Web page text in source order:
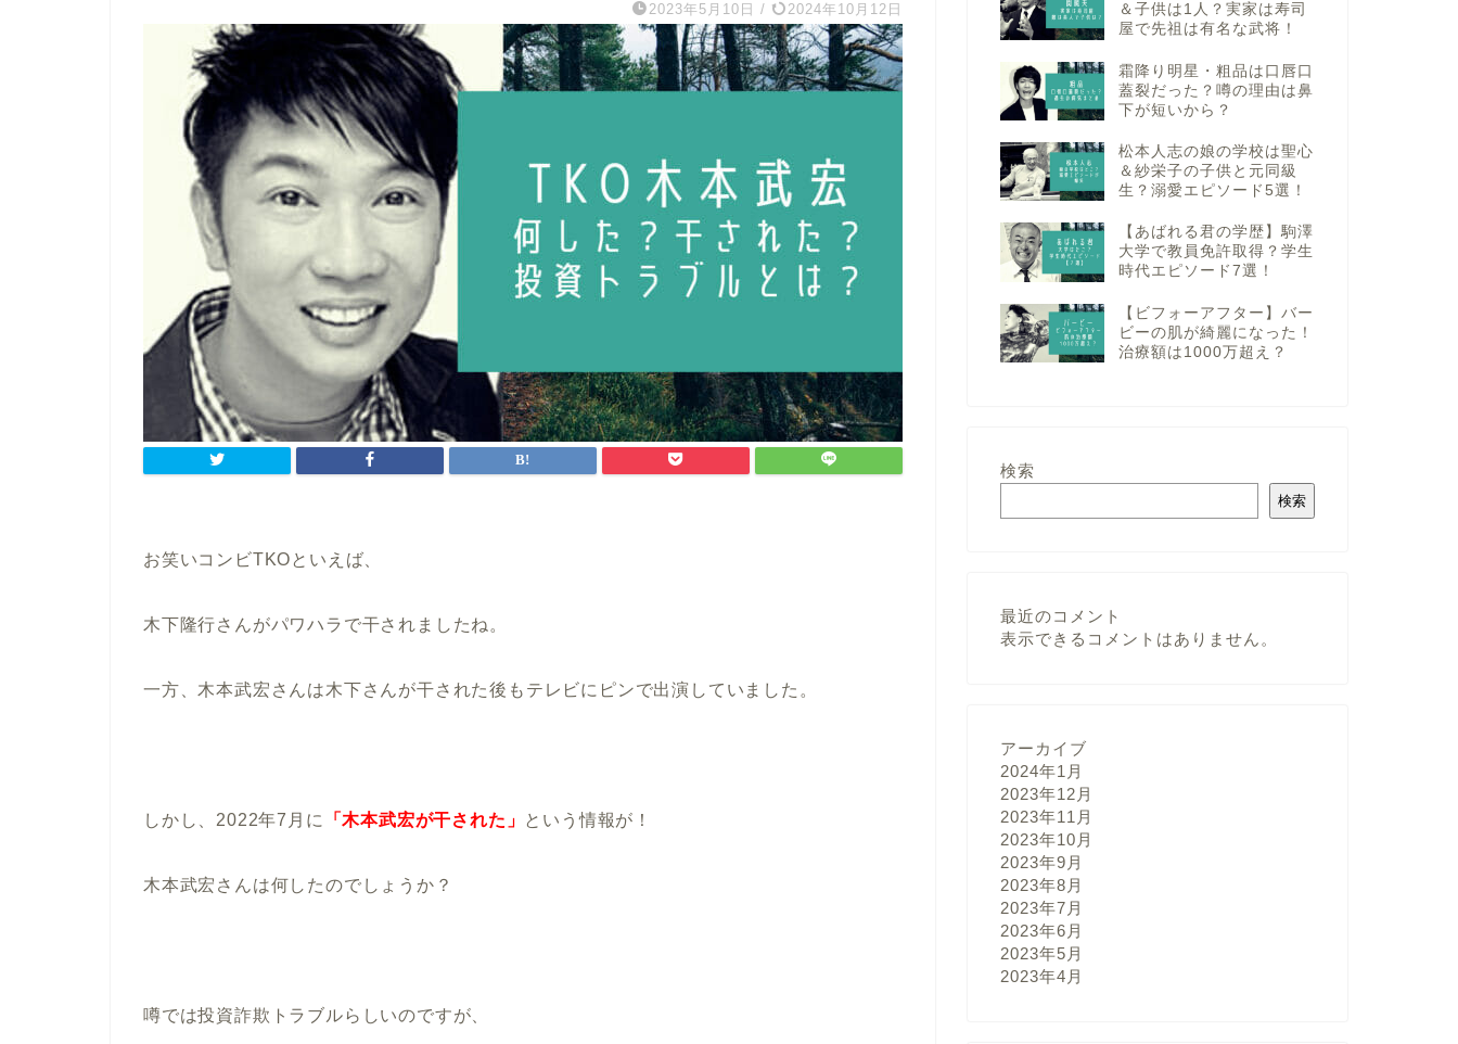
2023年5月10日 / 2024年10月12日
お笑いコンビTKOといえば、
木下隆行さんがパワハラで干されましたね。
一方、木本武宏さんは木下さんが干された後もテレビにピンで出演していました。
しかし、2022年7月に 「木本武宏が干された」 という情報が！
木本武宏さんは何したのでしょうか？
噂では投資詐欺トラブルらしいのですが、
＆子供は1人？実家は寿司
屋で先祖は有名な武将！
霜降り明星・粗品は口唇口
蓋裂だった？噂の理由は鼻
下が短いから？
松本人志の娘の学校は聖心
＆紗栄子の子供と元同級
生？溺愛エピソード5選！
【あばれる君の学歴】駒澤
大学で教員免許取得？学生
時代エピソード7選！
【ビフォーアフター】バー
ビーの肌が綺麗になった！
治療額は1000万超え？
検索
検索
最近のコメント
表示できるコメントはありません。
アーカイブ
2024年1月
2023年12月
2023年11月
2023年10月
2023年9月
2023年8月
2023年7月
2023年6月
2023年5月
2023年4月